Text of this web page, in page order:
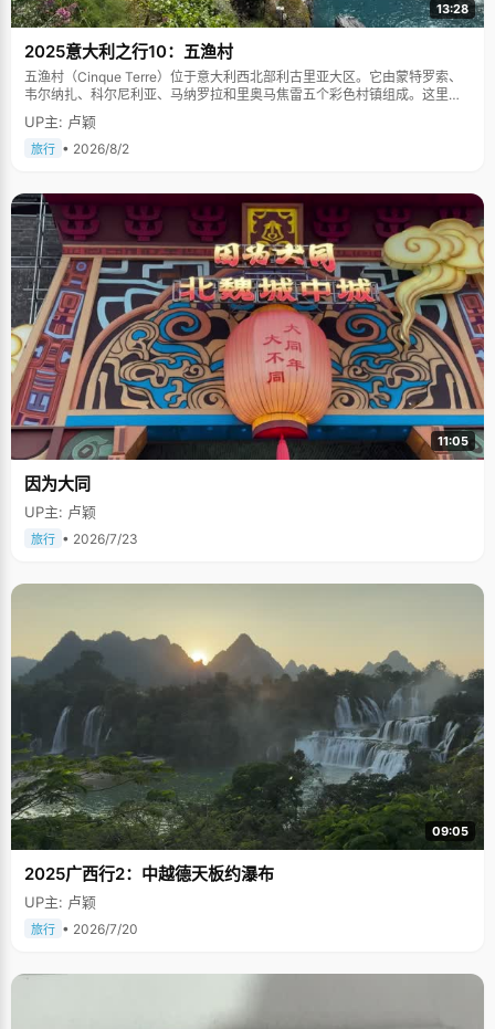
13:28
2025意大利之行10：五渔村
五渔村（Cinque Terre）位于意大利西北部利古里亚大区。它由蒙特罗索、
韦尔纳扎、科尔尼利亚、马纳罗拉和里奥马焦雷五个彩色村镇组成。这里依
山傍海，房屋色彩斑斓，1997年被列为世界文化遗产。
UP主: 卢颖
旅行 • 2026/8/2
11:05
因为大同
UP主: 卢颖
旅行 • 2026/7/23
09:05
2025广西行2：中越德天板约瀑布
UP主: 卢颖
旅行 • 2026/7/20